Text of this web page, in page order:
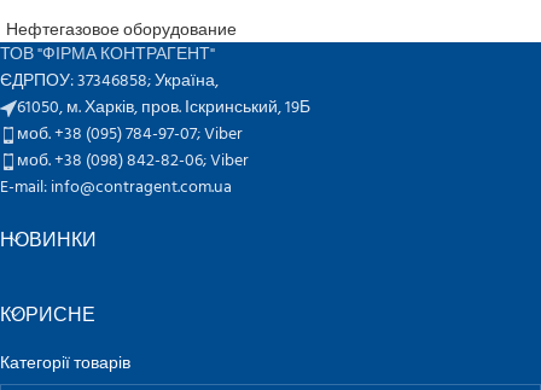
Нефтегазовое оборудование
ТОВ "ФІРМА КОНТРАГЕНТ"
ЄДРПОУ: 37346858; Україна,
61050, м. Харків, пров. Іскринський, 19Б
моб. +38 (095) 784-97-07;Viber
моб. +38 (098) 842-82-06;Viber
E-mail: info@contragent.com.ua
НОВИНКИ
КОРИСНЕ
Категорії товарів